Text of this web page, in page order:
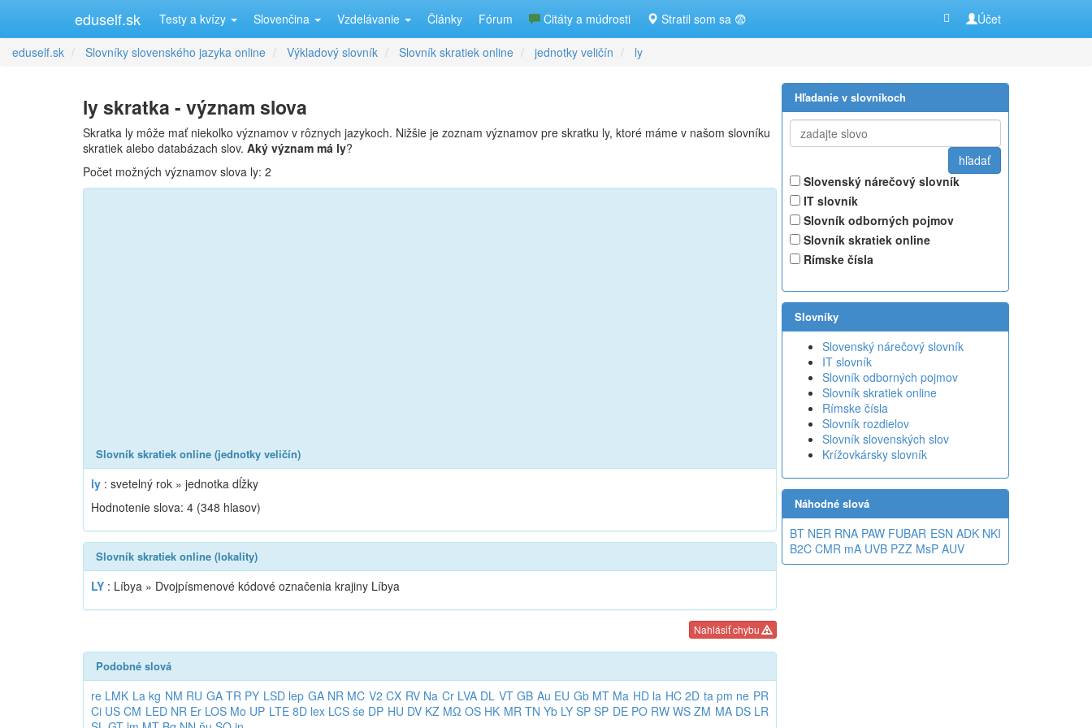
eduself.sk Testy a kvízy Slovenčina Vzdelávanie Články Fórum Citáty a múdrosti Stratil som sa 😨 Účet
eduself.sk Slovníky slovenského jazyka online Výkladový slovník Slovník skratiek online jednotky veličín ly
ly skratka - význam slova
Skratka ly môže mať niekoľko významov v rôznych jazykoch. Nižšie je zoznam významov pre skratku ly, ktoré máme v našom slovníku
skratiek alebo databázach slov. Aký význam má ly?
Počet možných významov slova ly: 2
Slovník skratiek online (jednotky veličín)
ly : svetelný rok » jednotka dĺžky
Hodnotenie slova: 4 (348 hlasov)
Slovník skratiek online (lokality)
LY : Líbya » Dvojpísmenové kódové označenia krajiny Líbya
Nahlásiť chybu
Podobné slová
re LMK La kg NM RU GA TR PY LSD lep GA NR MC V2 CX RV Na Cr LVA DL VT GB Au EU Gb MT Ma HD la HC 2D ta pm ne PR
Ci US CM LED NR Er LOS Mo UP LTE 8D lex LCS śe DP HU DV KZ MΩ OS HK MR TN Yb LY SP SP DE PO RW WS ZM MA DS LR
Hľadanie v slovníkoch
Slovenský nárečový slovník
IT slovník
Slovník odborných pojmov
Slovník skratiek online
Rímske čísla
Slovníky
Slovenský nárečový slovník
IT slovník
Slovník odborných pojmov
Slovník skratiek online
Rímske čísla
Slovník rozdielov
Slovník slovenských slov
Krížovkársky slovník
Náhodné slová
BT NER RNA PAW FUBAR ESN ADK NKI
B2C CMR mA UVB PZZ MsP AUV